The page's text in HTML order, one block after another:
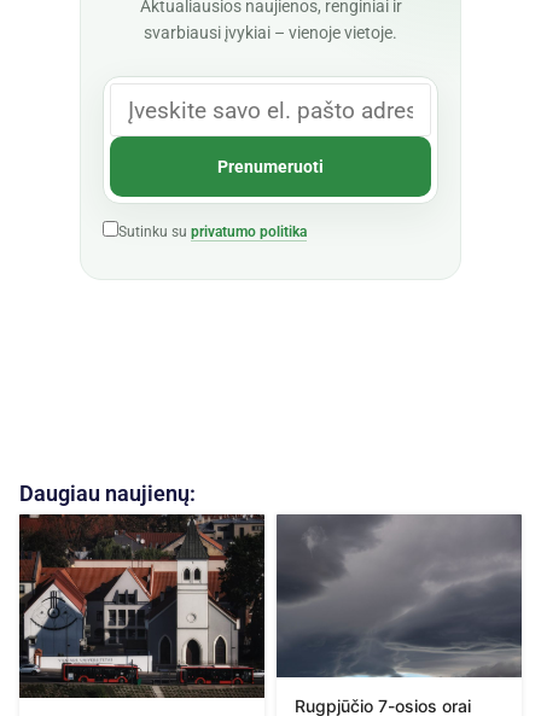
Aktualiausios naujienos, renginiai ir
svarbiausi įvykiai – vienoje vietoje.
Sutinku su privatumo politika
Daugiau naujienų:
Rugpjūčio 7-osios orai